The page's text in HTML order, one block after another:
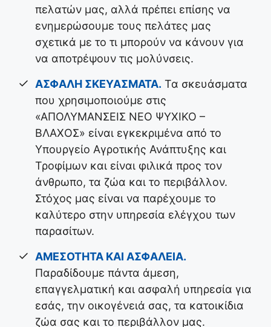
πελατών μας, αλλά πρέπει επίσης να
ενημερώσουμε τους πελάτες μας
σχετικά με το τι μπορούν να κάνουν για
να αποτρέψουν τις μολύνσεις.
ΑΣΦΑΛΗ ΣΚΕΥΑΣΜΑΤΑ. Τα σκευάσματα
που χρησιμοποιούμε στις
«ΑΠΟΛΥΜΑΝΣΕΙΣ ΝΕΟ ΨΥΧΙΚΟ –
ΒΛΑΧΟΣ» είναι εγκεκριμένα από το
Υπουργείο Αγροτικής Ανάπτυξης και
Τροφίμων και είναι φιλικά προς τον
άνθρωπο, τα ζώα και το περιβάλλον.
Στόχος μας είναι να παρέχουμε το
καλύτερο στην υπηρεσία ελέγχου των
παρασίτων.
ΑΜΕΣΟΤΗΤΑ ΚΑΙ ΑΣΦΑΛΕΙΑ.
Παραδίδουμε πάντα άμεση,
επαγγελματική και ασφαλή υπηρεσία για
εσάς, την οικογένειά σας, τα κατοικίδια
ζώα σας και το περιβάλλον μας.